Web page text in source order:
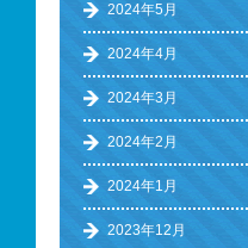
2024年5月
2024年4月
2024年3月
2024年2月
2024年1月
2023年12月